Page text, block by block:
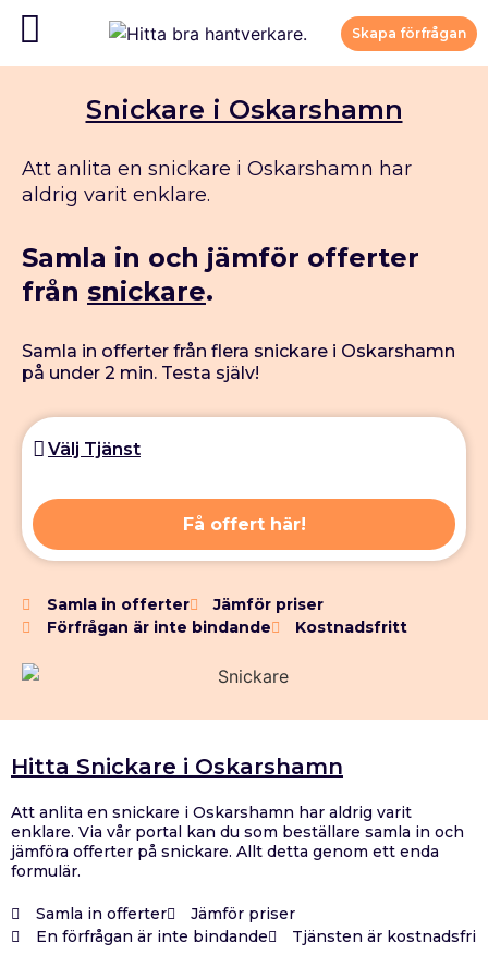
Skapa förfrågan
Snickare i Oskarshamn
Att anlita en snickare i Oskarshamn har
aldrig varit enklare.
Samla in och jämför offerter
från snickare.
Samla in offerter från flera snickare i Oskarshamn
på under 2 min. Testa själv!
Få offert här!
Samla in offerter
Jämför priser
Förfrågan är inte bindande
Kostnadsfritt
Hitta Snickare i Oskarshamn
Att anlita en snickare i Oskarshamn har aldrig varit
enklare. Via vår portal kan du som beställare samla in och
jämföra offerter på snickare. Allt detta genom ett enda
formulär.
Samla in offerter
Jämför priser
En förfrågan är inte bindande
Tjänsten är kostnadsfri